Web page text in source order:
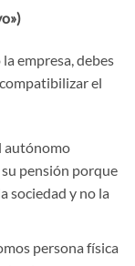
empresa, debes
el
autónomo
pensión porque
sociedad y no la
persona física